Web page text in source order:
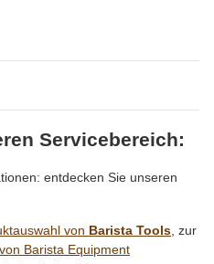
Servicebereich:
von Barista Tools , zur
von Barista Equipment